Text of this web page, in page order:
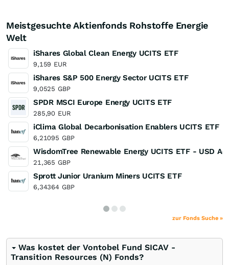
Meistgesuchte Aktienfonds Rohstoffe Energie
Welt
iShares Global Clean Energy UCITS ETF
9,159 EUR
iShares S&P 500 Energy Sector UCITS ETF
9,0525 GBP
SPDR MSCI Europe Energy UCITS ETF
285,90 EUR
iClima Global Decarbonisation Enablers UCITS ETF
6,21095 GBP
WisdomTree Renewable Energy UCITS ETF - USD
21,365 GBP
Sprott Junior Uranium Miners UCITS ETF
6,34364 GBP
zur Fonds Suche »
Was kostet der Vontobel Fund SICAV -
Transition Resources (N) Fonds?